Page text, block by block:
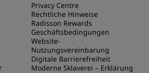
Privacy Centre
Rechtliche Hinweise
Radisson Rewards
Geschäftsbedingungen
Website-
Nutzungsvereinbarung
Digitale Barrierefreiheit
Moderne Sklaverei – Erklärung